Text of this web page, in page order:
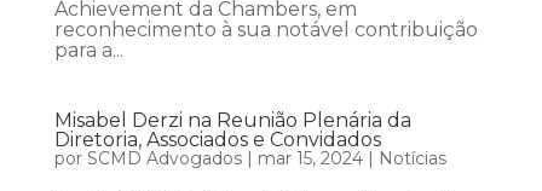
Achievement da Chambers, em
reconhecimento à sua notável contribuição
para a...
Misabel Derzi na Reunião Plenária da
Diretoria, Associados e Convidados
por SCMD Advogados| mar 15, 2024| Notícias